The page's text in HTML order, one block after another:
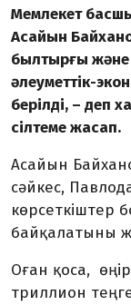
Мемлекет
Асайын
былтырғы және
әлеуметтік-
берілді, – деп
сілтеме жасап.
Асайын
сәйкес,
көрсеткіштер
байқалатыны
Оған қоса,
триллион